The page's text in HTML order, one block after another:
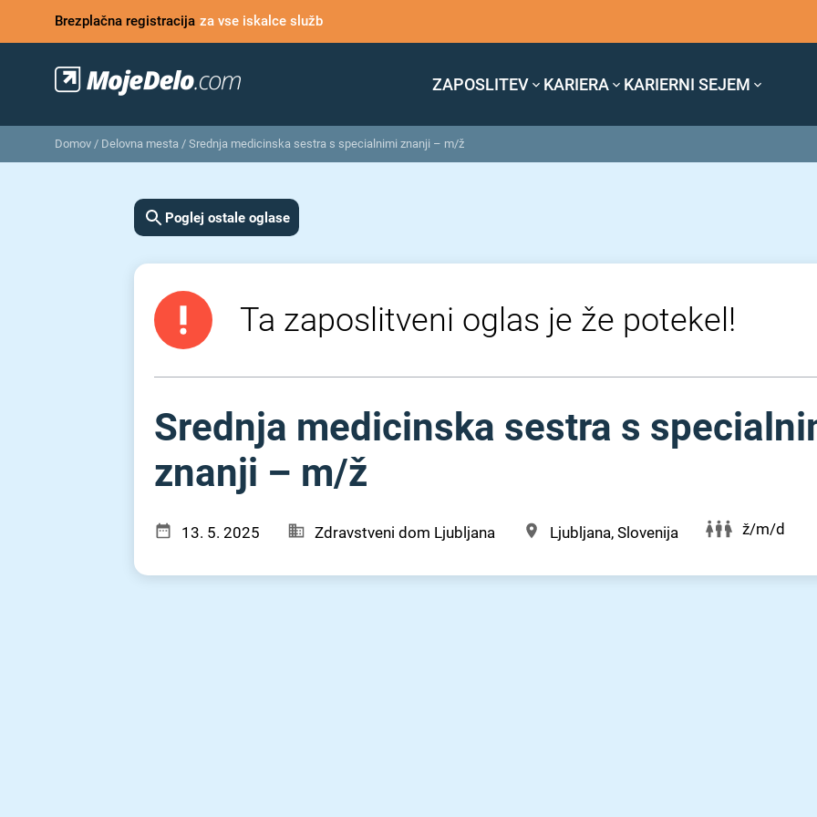
Brezplačna registracija za vse iskalce služb
ZAPOSLITEV KARIERA KARIERNI SEJEM
Domov / Delovna mesta / Srednja medicinska sestra s specialnimi znanji – m/ž
Poglej ostale oglase
Ta zaposlitveni oglas je že potekel!
Srednja medicinska sestra s
znanji – m⁠/⁠ž
13. 5. 2025 Zdravstveni dom Ljubljana Ljubljana, Slovenija ž/m/d